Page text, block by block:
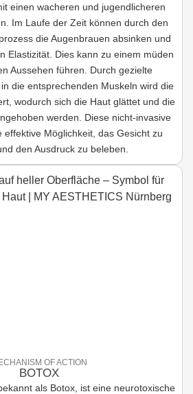
einen wacheren und jugendlicheren
Im Laufe der Zeit können durch den
die Augenbrauen absinken und
Elastizität. Dies kann zu einem müden
Aussehen führen. Durch gezielte
die entsprechenden Muskeln wird die
wodurch sich die Haut glättet und die
werden. Diese nicht-invasive
effektive Möglichkeit, das Gesicht zu
den Ausdruck zu beleben.
OF ACTION
BOTOX
als Botox, ist eine neurotoxische